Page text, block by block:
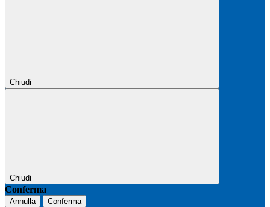
Chiudi
Chiudi
Conferma
Annulla Conferma